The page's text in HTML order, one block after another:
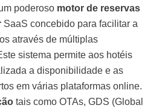
poderoso motor de reservas
SaaS concebido para facilitar a
através de múltiplas
sistema permite aos hotéis
a disponibilidade e as
em várias plataformas online.
tais como OTAs, GDS (Global